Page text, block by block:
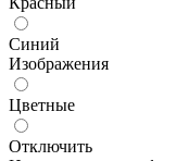
Синий
Изображения
Цветные
Отключить